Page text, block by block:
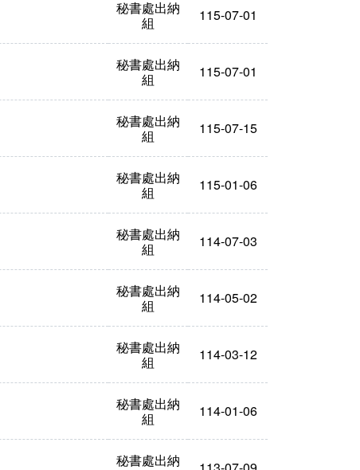
秘書處出納
組
115-07-01
秘書處出納
組
115-07-01
秘書處出納
組
115-07-15
秘書處出納
組
115-01-06
秘書處出納
組
114-07-03
秘書處出納
組
114-05-02
秘書處出納
組
114-03-12
秘書處出納
組
114-01-06
秘書處出納